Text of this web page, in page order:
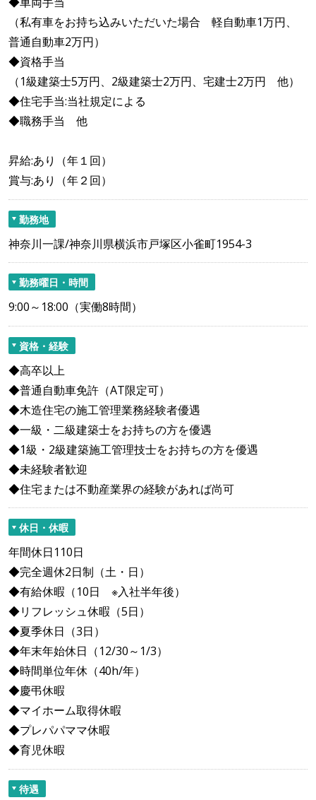
（私有車をお持ち込みいただいた場合 軽自動車1万円、
普通自動車2万円）
◆資格手当
（1級建築士5万円、2級建築士2万円、宅建士2万円 他）
◆住宅手当:当社規定による
◆職務手当 他
昇給:あり（年１回）
賞与:あり（年２回）
勤務地
神奈川一課/神奈川県横浜市戸塚区小雀町1954-3
勤務曜日・時間
9:00～18:00（実働8時間）
資格・経験
◆高卒以上
◆普通自動車免許（AT限定可）
◆木造住宅の施工管理業務経験者優遇
◆一級・二級建築士をお持ちの方を優遇
◆1級・2級建築施工管理技士をお持ちの方を優遇
◆未経験者歓迎
◆住宅または不動産業界の経験があれば尚可
休日・休暇
年間休日110日
◆完全週休2日制（土・日）
◆有給休暇（10日 ※入社半年後）
◆リフレッシュ休暇（5日）
◆夏季休日（3日）
◆年末年始休日（12/30～1/3）
◆時間単位年休（40h/年）
◆慶弔休暇
◆マイホーム取得休暇
◆プレパパママ休暇
◆育児休暇
待遇